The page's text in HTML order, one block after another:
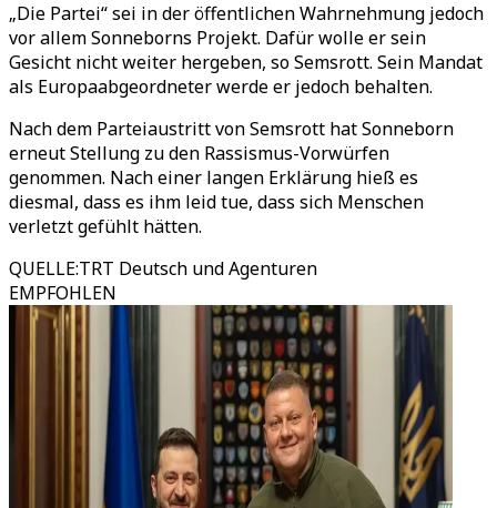
„Die Partei“ sei in der öffentlichen Wahrnehmung jedoch
vor allem Sonneborns Projekt. Dafür wolle er sein
Gesicht nicht weiter hergeben, so Semsrott. Sein Mandat
als Europaabgeordneter werde er jedoch behalten.
Nach dem Parteiaustritt von Semsrott hat Sonneborn
erneut Stellung zu den Rassismus-Vorwürfen
genommen. Nach einer langen Erklärung hieß es
diesmal, dass es ihm leid tue, dass sich Menschen
verletzt gefühlt hätten.
QUELLE:TRT Deutsch und Agenturen
EMPFOHLEN